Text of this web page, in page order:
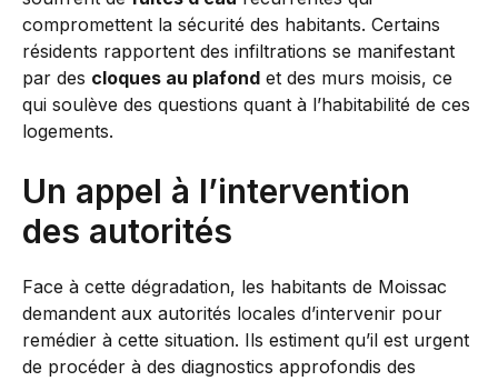
compromettent la sécurité des habitants. Certains
résidents rapportent des infiltrations se manifestant
par des cloques au plafond et des murs moisis, ce
qui soulève des questions quant à l’habitabilité de ces
logements.
Un appel à l’intervention
des autorités
Face à cette dégradation, les habitants de Moissac
demandent aux autorités locales d’intervenir pour
remédier à cette situation. Ils estiment qu’il est urgent
de procéder à des diagnostics approfondis des